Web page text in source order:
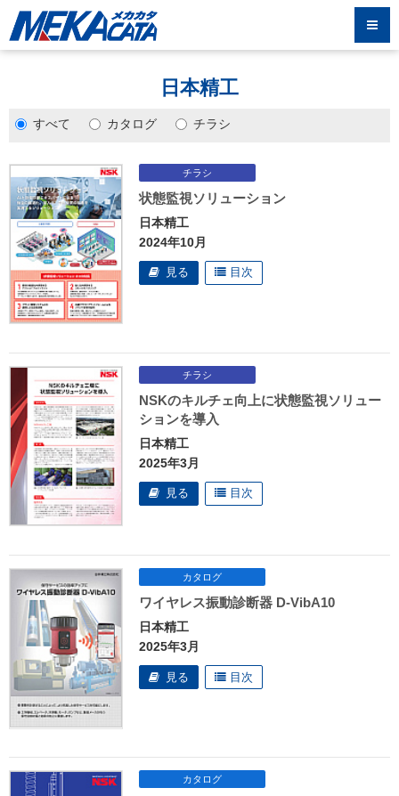
日本精工
すべて カタログ チラシ
状態監視ソリューション
日本精工
2024年10月
NSKのキルチェ向上に状態監視ソリュー
ションを導入
日本精工
2025年3月
ワイヤレス振動診断器 D-VibA10
日本精工
2025年3月